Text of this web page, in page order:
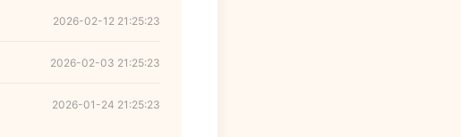
2026-02-12 21:25:23
2026-02-03 21:25:23
2026-01-24 21:25:23